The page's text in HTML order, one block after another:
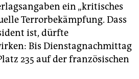
ein „kritisches
Terrorbekämpfung. Dass
ist, dürfte
Bis Dienstagnachmittag
235 auf der französischen